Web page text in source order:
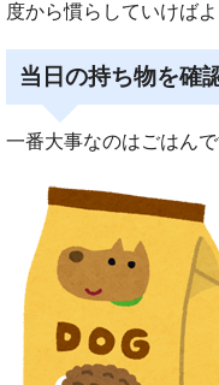
度から慣らしていけば
当日の持ち物を確
一番大事なのはごはんで